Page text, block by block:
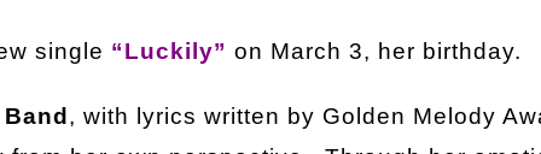
single “Luckily” on March 3, her birthday.
, with lyrics written by Golden Melody